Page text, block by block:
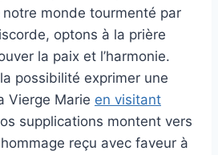
monde tourmenté par
optons à la prière
la paix et l’harmonie.
possibilité exprimer une
Vierge Marie en visitant
supplications montent vers
reçu avec faveur à